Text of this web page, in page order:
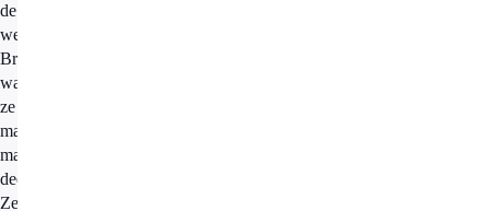
de
website
Brendakookt.nl,
waar
ze
makkelijke
maaltijden
deelt.
Ze